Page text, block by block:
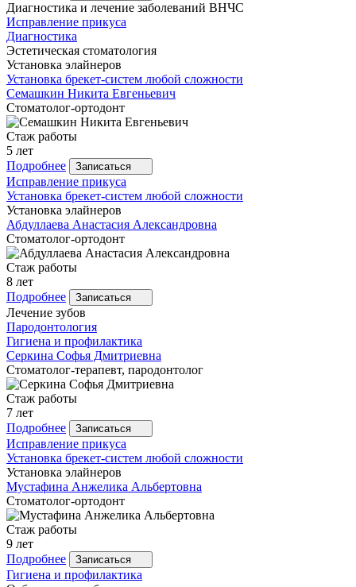
Диагностика и лечение заболеваний ВНЧС
Исправление прикуса
Диагностика
Эстетическая стоматология
Установка элайнеров
Установка брекет-систем любой сложности
Семашкин Никита Евгеньевич
Стоматолог-ортодонт
Стаж работы
5 лет
Подробнее
Записаться
Исправление прикуса
Установка брекет-систем любой сложности
Установка элайнеров
Абдуллаева Анастасия Александровна
Стоматолог-ортодонт
Стаж работы
8 лет
Подробнее
Записаться
Лечение зубов
Пародонтология
Гигиена и профилактика
Серкина Софья Дмитриевна
Стоматолог-терапевт, пародонтолог
Стаж работы
7 лет
Подробнее
Записаться
Исправление прикуса
Установка брекет-систем любой сложности
Установка элайнеров
Мустафина Анжелика Альбертовна
Стоматолог-ортодонт
Стаж работы
9 лет
Подробнее
Записаться
Гигиена и профилактика